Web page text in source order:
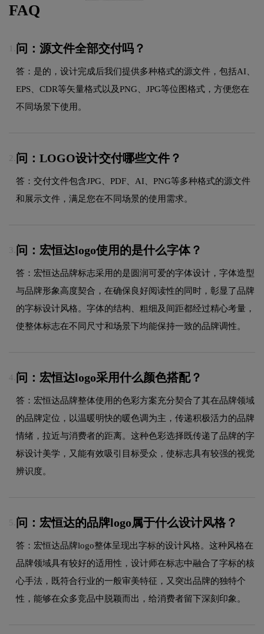
FAQ
问：源文件全部交付吗？
答：是的，设计完成后我们提供多种格式的源文件，包括AI、
EPS、CDR等矢量格式以及PNG、JPG等位图格式，方便您在
不同场景下使用。
2. 问：LOGO设计交付哪些文件？
答：交付文件包含JPG、PDF、AI、PNG等多种格式的源文件
和展示文件，满足您在不同场景的使用需求。
3. 问：宏恒达logo使用的是什么字体？
答：宏恒达品牌标志采用的是圆润可爱的字体设计，字体造型
与品牌形象高度契合，在确保良好阅读性的同时，彰显了品牌
的字标设计风格。字体的结构、粗细及间距都经过精心考量，
使整体标志在不同尺寸和场景下均能保持一致的品牌调性。
4. 问：宏恒达logo采用什么颜色搭配？
答：宏恒达品牌整体使用的色彩方案充分契合了其在品牌领域
的品牌定位，以温暖明快的暖色调为主，传递积极活力的品牌
情绪，拉近与消费者的距离。这种色彩选择既传递了品牌的字
标设计美学，又能有效吸引目标受众，使标志具有较强的视觉
辨识度。
5. 问：宏恒达的品牌logo属于什么设计风格？
答：宏恒达品牌logo整体呈现出字标的设计风格。这种风格在
品牌领域具有较好的适用性，设计师在标志中融合了字标的核
心手法，既符合行业的一般审美特征，又突出品牌的独特个
性，能够在众多竞品中脱颖而出，给消费者留下深刻印象。